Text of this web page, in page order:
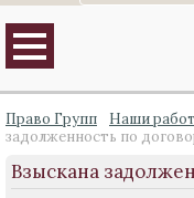
Право Групп Наши
задолженность по
Взыскана